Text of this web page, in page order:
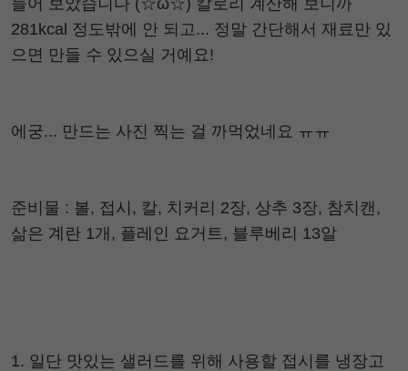
281kcal 정도밖에 안 되고... 정말 간단해서 재료만 있
으면 만들 수 있으실 거예요!
에궁... 만드는 사진 찍는 걸 까먹었네요 ㅠㅠ
준비물 : 볼, 접시, 칼, 치커리 2장, 상추 3장, 참치캔,
삶은 계란 1개, 플레인 요거트, 블루베리 13알
1. 일단 맛있는 샐러드를 위해 사용할 접시를 냉장고